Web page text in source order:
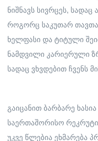
ნიშნავს სივრცეს, სადაც
როგორც საკუთარ
ხელფასი და ტიტული
ნამდვილი კარიერული
სადაც ვხვდებით ჩვენს
გაიცანით ბარბარე
საერთაშორისო
უკვე წლებია ეხმარება